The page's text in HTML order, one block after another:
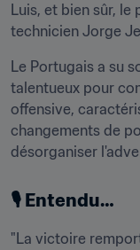
Luis, et bien sûr,
technicien Jorge
Le Portugais a su
talentueux pour
offensive,
changements de
désorganiser
🎙️ Entendu…
"La victoire